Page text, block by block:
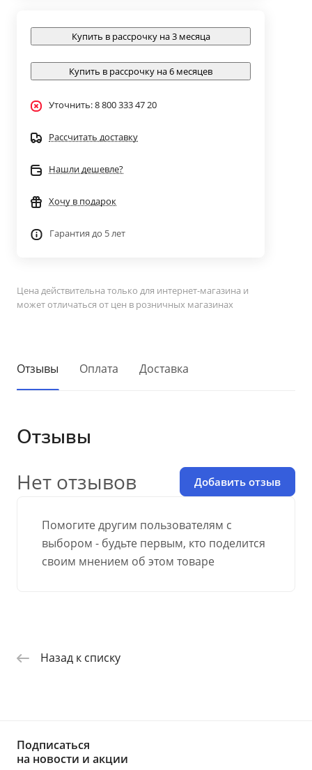
Купить в рассрочку на 3 месяца
Купить в рассрочку на 6 месяцев
Уточнить: 8 800 333 47 20
Рассчитать доставку
Нашли дешевле?
Хочу в подарок
Гарантия до 5 лет
Цена действительна только для интернет-магазина и
может отличаться от цен в розничных магазинах
Отзывы Оплата Доставка
Отзывы
Помогите другим пользователям с
выбором - будьте первым, кто поделится
своим мнением об этом товаре
Нет отзывов Добавить отзыв
Назад к списку
Подписаться
на новости и акции